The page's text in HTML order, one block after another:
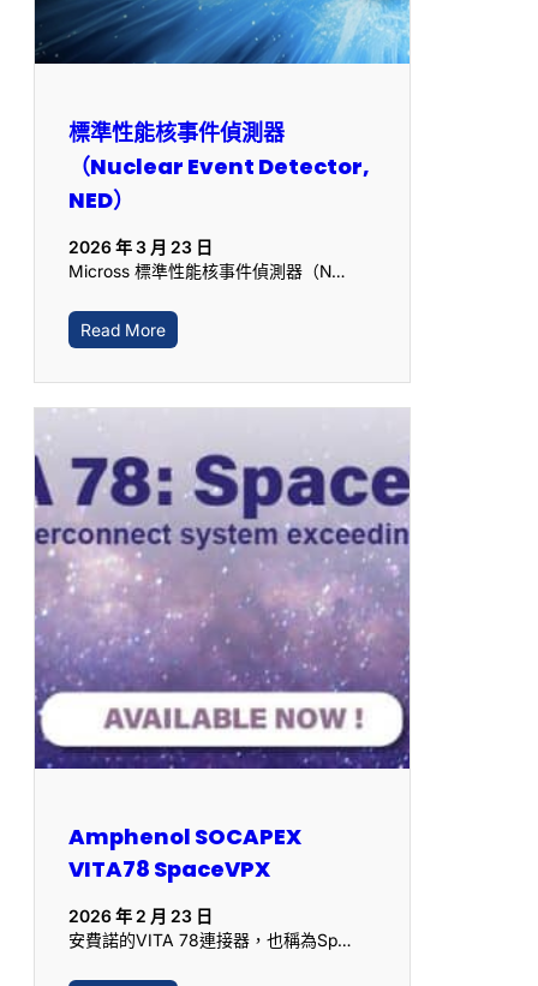
標準性能核事件偵測器
（Nuclear Event Detector,
NED）
2026 年 3 月 23 日
Micross 標準性能核事件偵測器（N…
Read More
Amphenol SOCAPEX
VITA78 SpaceVPX
2026 年 2 月 23 日
安費諾的VITA 78連接器，也稱為Sp…